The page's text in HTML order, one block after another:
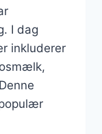
I dag
inkluderer